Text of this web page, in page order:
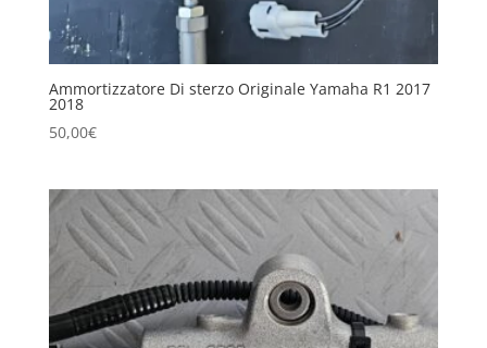
Ammortizzatore Di sterzo Originale Yamaha R1 2017
2018
50,00€